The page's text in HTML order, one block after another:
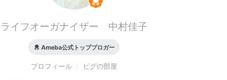
ライフオーガナイザー 中村佳子
Ameba公式トップブロガー
プロフィール ピグの部屋